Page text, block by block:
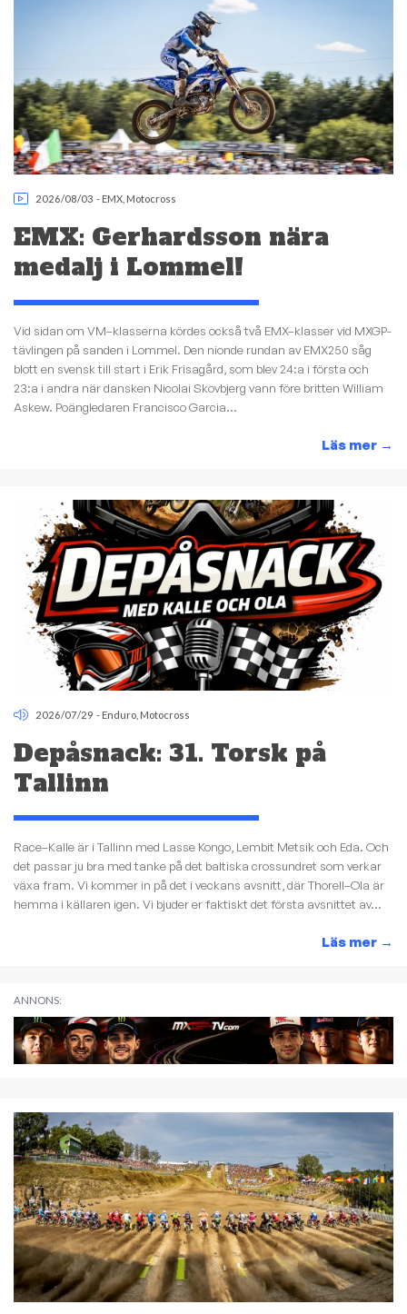
2026/08/03 - EMX Motocross
EMX: Gerhardsson nära
medalj i Lommel!
Vid sidan om VM–klasserna kördes också två EMX–klasser vid MXGP-
tävlingen på sanden i Lommel. Den nionde rundan av EMX250 såg
blott en svensk till start i Erik Frisagård, som blev 24:a i första och
23:a i andra när dansken Nicolai Skovbjerg vann före britten William
Askew. Poängledaren Francisco Garcia...
Läs mer →
2026/07/29 - Enduro Motocross
Depåsnack: 31. Torsk på
Tallinn
Race–Kalle är i Tallinn med Lasse Kongo, Lembit Metsik och Eda. Och
det passar ju bra med tanke på det baltiska crossundret som verkar
växa fram. Vi kommer in på det i veckans avsnitt, där Thorell–Ola är
hemma i källaren igen. Vi bjuder er faktiskt det första avsnittet av...
Läs mer →
ANNONS: